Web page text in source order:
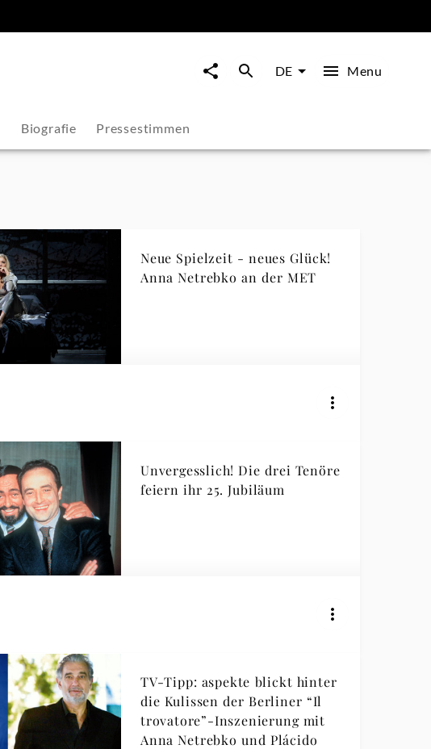
DE Menu
Biografie Pressestimmen
Neue Spielzeit - neues Glück!
Anna Netrebko an der MET
Unvergesslich! Die drei Tenöre
feiern ihr 25. Jubiläum
TV-Tipp: aspekte blickt hinter
die Kulissen der Berliner “Il
trovatore”-Inszenierung mit
Anna Netrebko und Plácido